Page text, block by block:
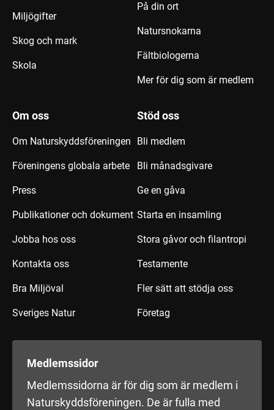
Miljögifter
Skog och mark
Skola
På din ort
Natursnokarna
Fältbiologerna
Mer för dig som är medlem
Om oss
Om Naturskyddsföreningen
Föreningens globala arbete
Press
Publikationer och dokument
Jobba hos oss
Kontakta oss
Bra Miljöval
Sveriges Natur
Stöd oss
Bli medlem
Bli månadsgivare
Ge en gåva
Starta en insamling
Stora gåvor och filantropi
Testamente
Fler sätt att stödja oss
Företag
Medlemssidor
Medlemssidorna är för dig som är medlem i
Naturskyddsföreningen. De är fulla med